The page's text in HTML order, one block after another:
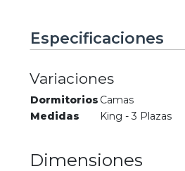
Especificaciones
Variaciones
Dormitorios Camas
Medidas
King - 3 Plazas
Dimensiones